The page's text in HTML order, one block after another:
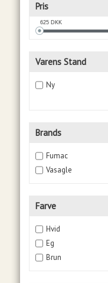
Pris
625DKK
Varens Stand
Ny
Brands
Fumac
Vasagle
Farve
Hvid
Eg
Brun